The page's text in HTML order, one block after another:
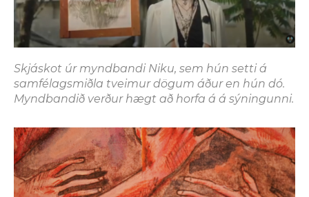
Skjáskot úr myndbandi Niku, sem hún setti á
samfélagsmiðla tveimur dögum áður en hún dó.
Myndbandið verður hægt að horfa á á sýningunni.